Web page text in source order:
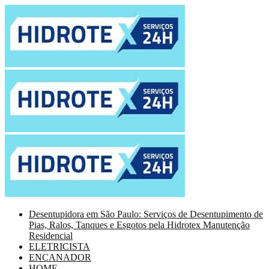
Desentupidora em São Paulo: Serviços de Desentupimento de
Pias, Ralos, Tanques e Esgotos pela Hidrotex Manutenção
Residencial
ELETRICISTA
ENCANADOR